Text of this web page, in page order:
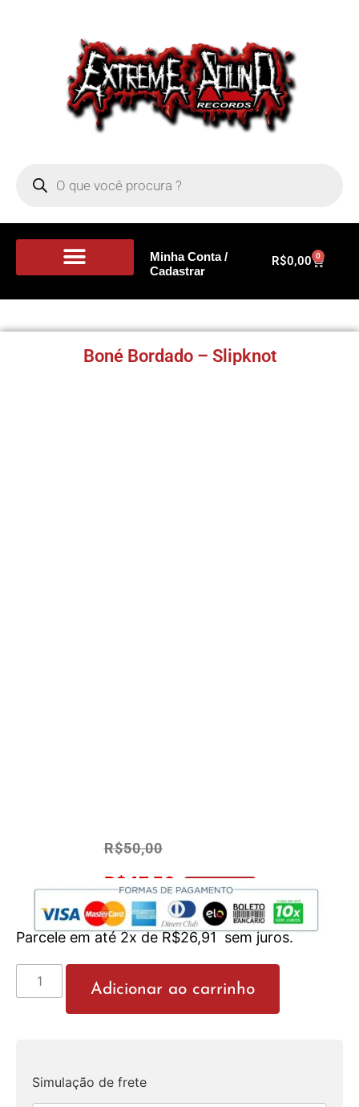
Minha Conta /
Cadastrar
R$0,00 0
Boné Bordado – Slipknot
R$50,00
R$47,50 No Pix 5% OFF
Parcele em até 2x deR$26,91 sem juros.
Adicionar ao carrinho
Simulação de frete